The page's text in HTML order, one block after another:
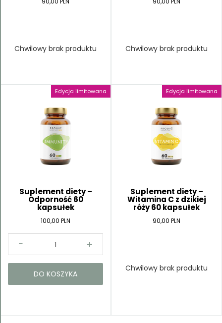
Chwilowy brak produktu Chwilowy brak produktu
Edycja limitowana
Suplement diety –
Odporność 60
kapsułek
100,00 PLN
DO KOSZYKA
Edycja limitowana
Suplement diety –
Witamina C z dzikiej
róży 60 kapsułek
90,00 PLN
Chwilowy brak produktu